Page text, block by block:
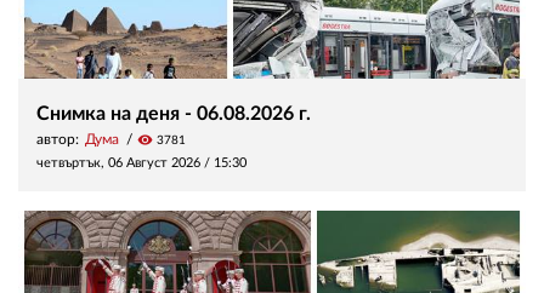
Снимка на деня - 06.08.2026 г.
автор: Дума visibility 3781
четвъртък, 06 Август 2026 / 15:30